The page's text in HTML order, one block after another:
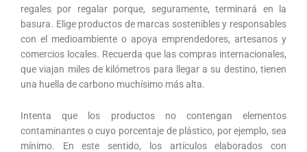
regales por regalar porque, seguramente, terminará en la
basura. Elige productos de marcas sostenibles y responsables
con el medioambiente o apoya emprendedores, artesanos y
comercios locales. Recuerda que las compras internacionales,
que viajan miles de kilómetros para llegar a su destino, tienen
una huella de carbono muchísimo más alta.
Intenta que los productos no contengan elementos
contaminantes o cuyo porcentaje de plástico, por ejemplo, sea
mínimo. En este sentido, los artículos elaborados con